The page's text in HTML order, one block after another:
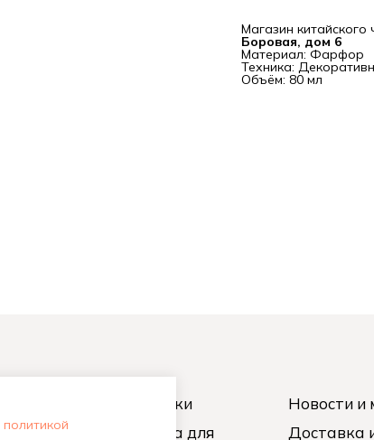
Магазин
Боровая, дом 6
Материал: Фарфор
Техника:
Объём: 80 мл
чай
Чайники
Посуда для
Новости и
Доставка
политикой